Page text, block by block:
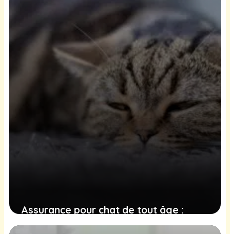
compagnie grâce à la bonne assurance
Assurance pour chat de tout âge :
comment souscrire sans connaître son